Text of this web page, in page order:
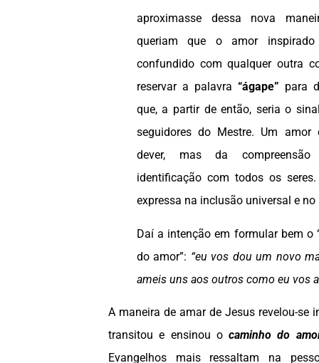
aproximasse dessa nova
queriam que o amor
confundido com qualquer outra
reservar a palavra“ágape” para
que, a partir de então, seria o
seguidores do Mestre. Um
dever, mas da
identificação com todos os
expressa na inclusão universal e no
Daí a intenção em formular bem o
do amor”: “eu vos dou um novo
ameis uns aos outros como eu vos
A maneira de amar de Jesus revelou-se
transitou e ensinou ocaminho do
Evangelhos mais ressaltam na